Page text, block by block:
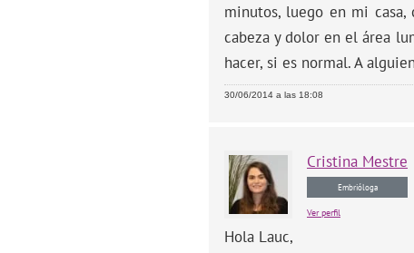
minutos, luego en mi
cabeza y dolor en el área
hacer, si es normal. A
30/06/2014 a las 18:08
Cristina Mestre
Embrióloga
Ver perfil
Hola Lauc,